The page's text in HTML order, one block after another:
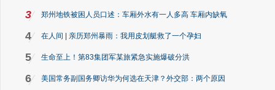
3 郑州地铁被困人员口述：车厢外水有一人多高 车厢内缺氧
4 在人间 | 亲历郑州暴雨：我用皮划艇救了一个孕妇
5 生命至上！第83集团军某旅紧急实施爆破分洪
6 美国常务副国务卿访华为何选在天津？外交部：两个原因